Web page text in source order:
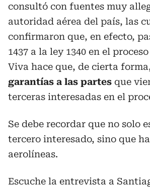
consultó con fuentes muy
autoridad aérea del país, las
confirmaron que, en efecto,
1437 a la ley 1340 en el
Viva hace que, de cierta
garantías a las partes que
terceras interesadas en el
Se debe recordar que no solo
tercero interesado, sino que
aerolíneas.
Escuche la entrevista a